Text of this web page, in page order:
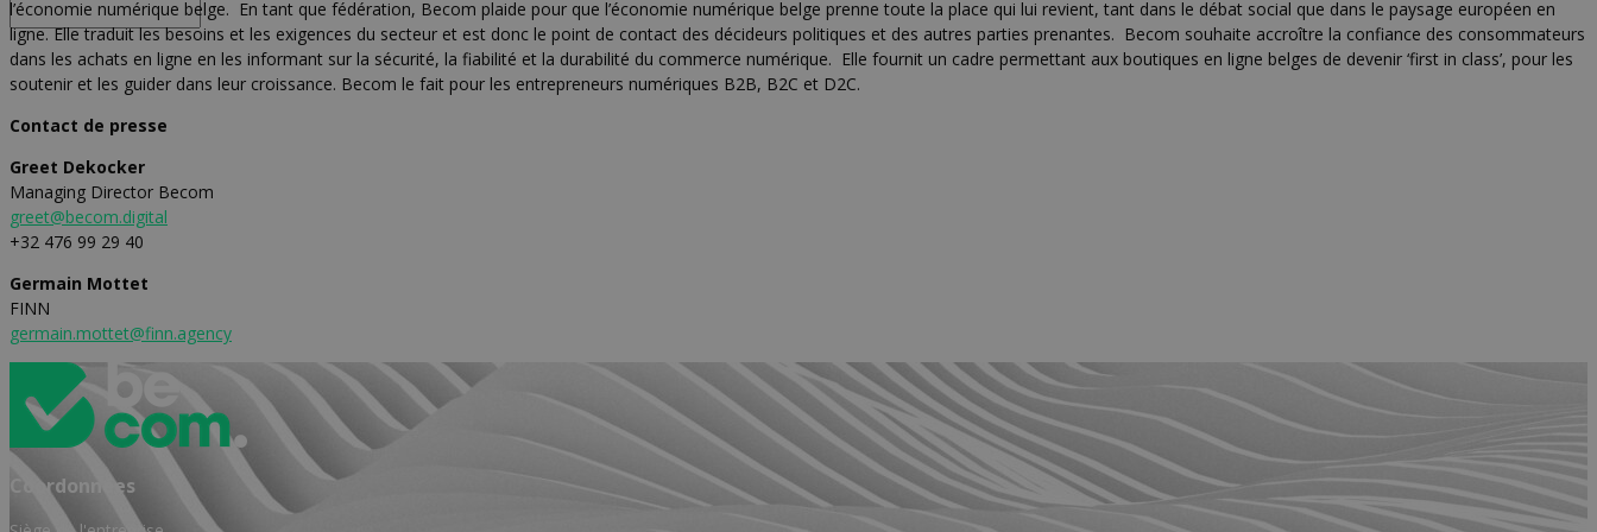
l’économie numérique belge. En tant que fédération, Becom plaide pour que l’économie numérique belge prenne toute la place qui lui revient, tant dans le débat social que dans le paysage européen en
ligne. Elle traduit les besoins et les exigences du secteur et est donc le point de contact des décideurs politiques et des autres parties prenantes. Becom souhaite accroître la confiance des consommateurs
dans les achats en ligne en les informant sur la sécurité, la fiabilité et la durabilité du commerce numérique. Elle fournit un cadre permettant aux boutiques en ligne belges de devenir ‘first in class’, pour les
soutenir et les guider dans leur croissance. Becom le fait pour les entrepreneurs numériques B2B, B2C et D2C.
Contact de presse
Greet Dekocker
Managing Director Becom
greet@becom.digital
+32 476 99 29 40
Germain Mottet
FINN
germain.mottet@finn.agency
Coordonnées